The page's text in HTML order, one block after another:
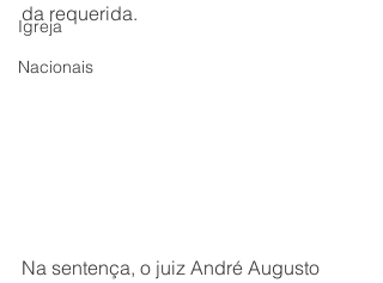
Igreja
Nacionais
da requerida.
Na sentença, o juiz André Augusto